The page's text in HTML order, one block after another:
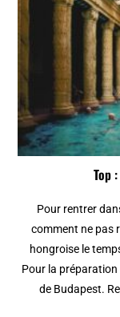
Top
Pour rentrer
comment ne pas
hongroise le
Pour la préparation
de Budapest.